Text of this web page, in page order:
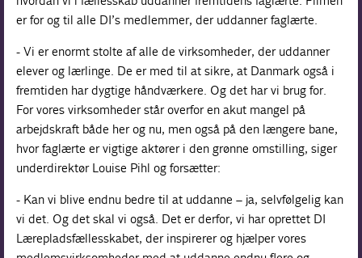
er for og til alle DI’s medlemmer, der uddanner faglærte.
- Vi er enormt stolte af alle de virksomheder, der uddanner
elever og lærlinge. De er med til at sikre, at Danmark også i
fremtiden har dygtige håndværkere. Og det har vi brug for.
For vores virksomheder står overfor en akut mangel på
arbejdskraft både her og nu, men også på den længere bane,
hvor faglærte er vigtige aktører i den grønne omstilling, siger
underdirektør Louise Pihl og forsætter:
- Kan vi blive endnu bedre til at uddanne – ja, selvfølgelig kan
vi det. Og det skal vi også. Det er derfor, vi har oprettet DI
Lærepladsfællesskabet, der inspirerer og hjælper vores